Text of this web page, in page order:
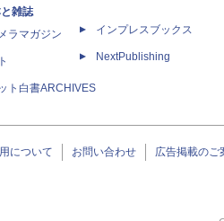
雑誌
ラマガジン
ト白書ARCHIVES
インプレスブックス
NextPublishing
について お問い合わせ 広告掲載のご